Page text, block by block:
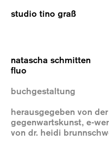
studio tino graß
natascha schmitten
fluo
buchgestaltung
herausgegeben von
gegenwartskunst, e-
von dr. heidi